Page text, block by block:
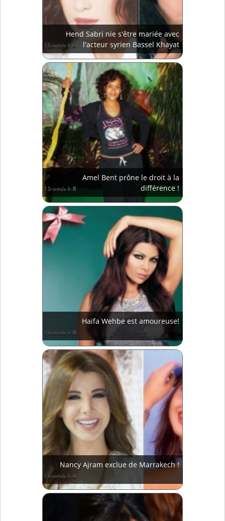
Hend Sabri nie s'être mariée avec
l'acteur syrien Bassel Khayat
Amel Bent prône le droit à la
différence !
Haïfa Wehbe est amoureuse!
Nancy Ajram exclue de Marrakech !